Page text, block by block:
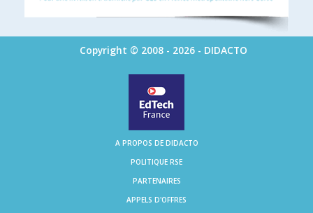
Copyright © 2008 - 2026 - DIDACTO
A PROPOS DE DIDACTO
POLITIQUE RSE
PARTENAIRES
APPELS D'OFFRES